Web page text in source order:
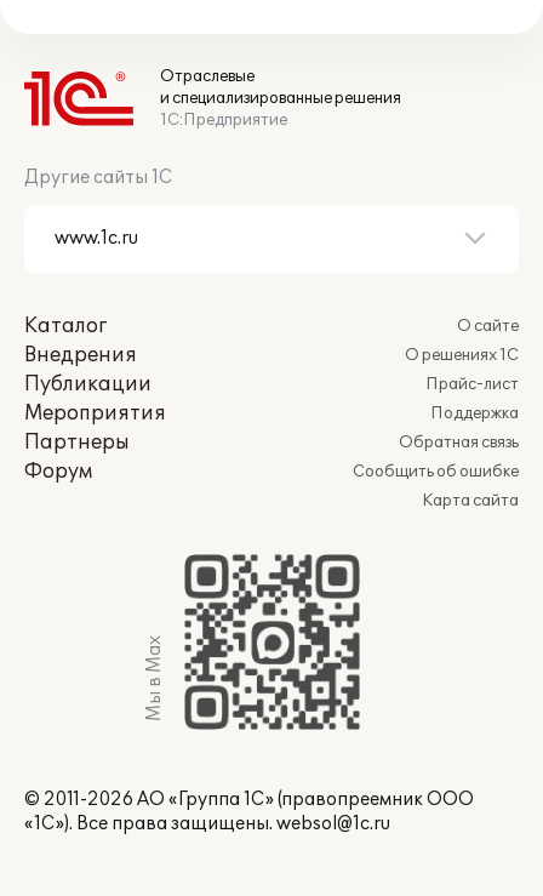
Отраслевые
и специализированные решения
1С:Предприятие
Другие сайты 1С
Каталог
Внедрения
Публикации
Мероприятия
Партнеры
Форум
О сайте
О решениях 1С
Прайс-лист
Поддержка
Обратная связь
Сообщить об ошибке
Карта сайта
Мы в Max
© 2011-2026 АО «Группа 1С» (правопреемник ООО
«1С»). Все права защищены. websol@1c.ru